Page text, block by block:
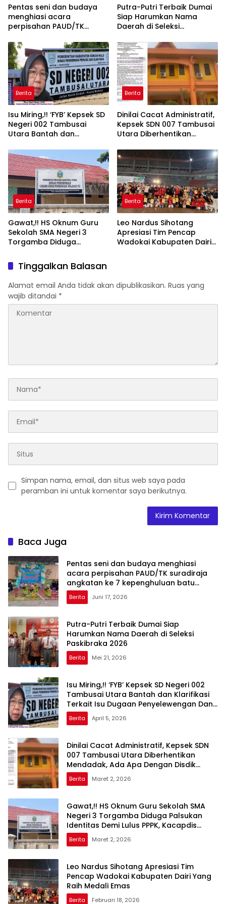
Pentas seni dan budaya
menghiasi acara
perpisahan PAUD/TK
kepenghuluan batu
hampar
Putra-Putri Terbaik Dumai
Siap Harumkan Nama
Daerah di Seleksi
Berita
Isu Miring,!! ‘FYB’ Kepsek SD
Negeri 002 Tambusai
Utara Bantah dan
Dugaan Penyelewengan
Dana BOS
Berita
Dinilai Cacat Administratif,
Kepsek SDN 007 Tambusai
Utara Diberhentikan
Dengan Disdik Rohul?
Berita
Gawat,!! HS Oknum Guru
Sekolah SMA Negeri 3
Torgamba Diduga
Lulus PPPK, Kacapdis
Rantau Prapat Jangan
Diam
Berita
Leo Nardus Sihotang
Apresiasi Tim Pencap
Wadokai Kabupaten Dairi
Tinggalkan Balasan
Alamat email Anda tidak akan dipublikasikan. Ruas yang
wajib ditandai *
Simpan nama, email, dan situs web saya pada
peramban ini untuk komentar saya berikutnya.
Baca Juga
Pentas seni dan budaya menghiasi
acara perpisahan PAUD/TK suradiraja
angkatan ke 7 kepenghuluan batu
hampar
Berita Juni 17, 2026
Putra-Putri Terbaik Dumai Siap
Harumkan Nama Daerah di Seleksi
Paskibraka 2026
Berita Mei 21, 2026
Isu Miring,!! ‘FYB’ Kepsek SD Negeri 002
Tambusai Utara Bantah dan Klarifikasi
Terkait Isu Dugaan Penyelewengan Dana
BOS
Berita April 5, 2026
Dinilai Cacat Administratif, Kepsek SDN
007 Tambusai Utara Diberhentikan
Mendadak, Ada Apa Dengan Disdik
Rohul?
Berita Maret 2, 2026
Gawat,!! HS Oknum Guru Sekolah SMA
Negeri 3 Torgamba Diduga Palsukan
Identitas Demi Lulus PPPK, Kacapdis
Rantau Prapat Jangan Diam
Berita Maret 2, 2026
Leo Nardus Sihotang Apresiasi Tim
Pencap Wadokai Kabupaten Dairi Yang
Raih Medali Emas
Berita Februari 18, 2026